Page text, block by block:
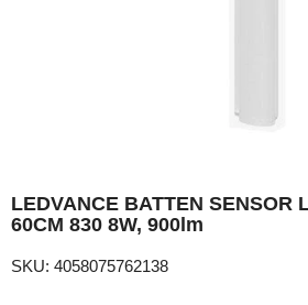
LEDVANCE BATTEN SENSOR
60CM 830 8W, 900lm
SKU: 4058075762138